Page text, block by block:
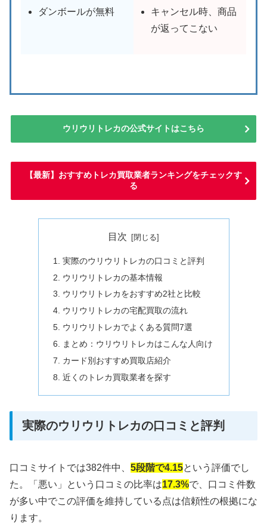
ダンボールが無料
キャンセル時、商品
が返ってこない
ウリウリトレカの公式サイトはこちら
【最新】おすすめトレカ買取業者ランキングをチェックす
る
目次
実際のウリウリトレカの口コミと評判
ウリウリトレカの基本情報
ウリウリトレカをおすすめ2社と比較
ウリウリトレカの宅配買取の流れ
ウリウリトレカでよくある質問7選
まとめ：ウリウリトレカはこんな人向け
カード別おすすめ買取店紹介
近くのトレカ買取業者を探す
実際のウリウリトレカの口コミと評判
口コミサイトでは382件中、 5段階で4.15という評価でし
た。「悪い」という口コミの比率は17.3%で、口コミ件数
が多い中でこの評価を維持している点は信頼性の根拠にな
ります。